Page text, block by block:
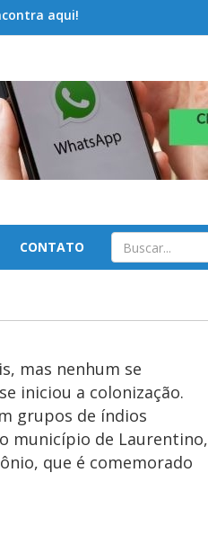
aqui!
CONTATO
mas nenhum se
iniciou a colonização.
grupos de índios
município de Laurentino,
que é comemorado